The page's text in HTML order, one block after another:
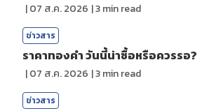
|07 ส.ค. 2026 |3min read
ข่าวสาร
ราคาทองคํา วันนี้น่าซื้อหรือควรรอ?
|07 ส.ค. 2026 |3min read
ข่าวสาร